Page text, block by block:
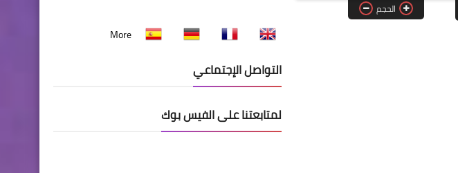
الحجم
More
التواصل الإجتماعي
لمتابعتنا على الفيس بوك